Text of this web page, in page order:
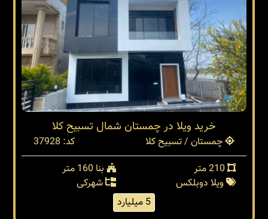
خرید ویلا در چمستان شمال تسبیح کلا
چمستان / تسبیح کلا
کد: 37928
بنا 160 متر
ویلا دوبلکس
شهرکی
5 میلیارد